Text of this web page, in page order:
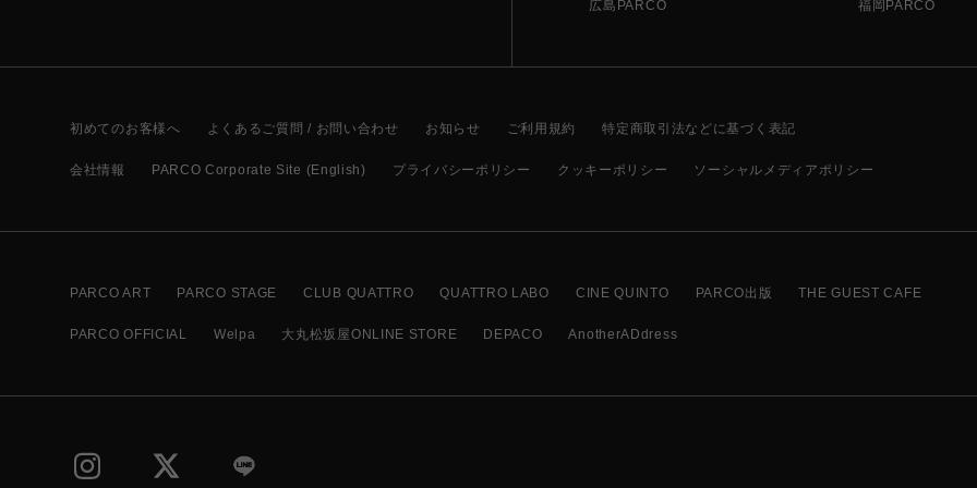
広島PARCO
福岡PARCO
初めてのお客様へ よくあるご質問 / お問い合わせ お知らせ ご利用規約 特定商取引法などに基づく表記
会社情報 PARCO Corporate Site (English) プライバシーポリシー クッキーポリシー ソーシャルメディアポリシー
PARCO ART PARCO STAGE CLUB QUATTRO QUATTRO LABO CINE QUINTO PARCO出版 THE GUEST CAFE
PARCO OFFICIAL Welpa 大丸松坂屋ONLINE STORE DEPACO AnotherADdress